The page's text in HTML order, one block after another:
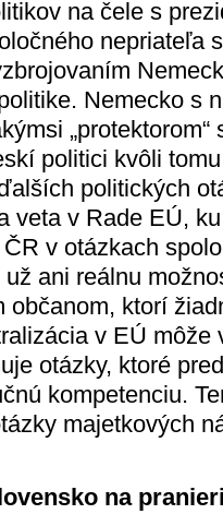
na čele s
nepriateľa
Nemecko s
politici kvôli
politických
veta v Rade EÚ,
v otázkach
ani reálnu
ktorí
v EÚ
otázky, ktoré
kompetenciu.
majetkových
na